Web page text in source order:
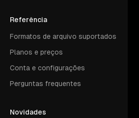
Referência
Formatos de arquivo suportados
Planos e preços
Conta e configurações
Perguntas frequentes
Novidades